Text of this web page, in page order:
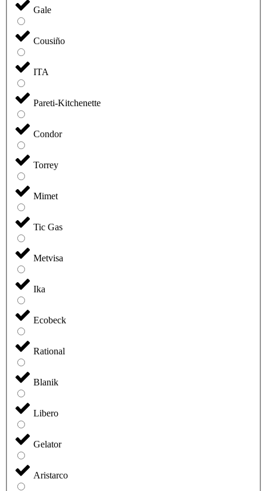
Gale
Cousiño
ITA
Pareti-Kitchenette
Condor
Torrey
Mimet
Tic Gas
Metvisa
Ika
Ecobeck
Rational
Blanik
Libero
Gelator
Aristarco